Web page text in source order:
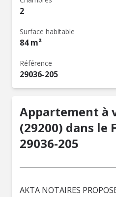
2
Surface habitable
84 m²
Référence
29036-205
Appartement à
(29200) dans le
29036-205
AKTA NOTAIRES